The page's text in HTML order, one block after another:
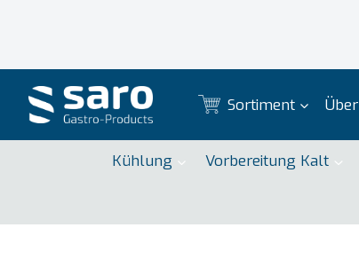
Sortiment
Kühlung Vorbereitung Kalt